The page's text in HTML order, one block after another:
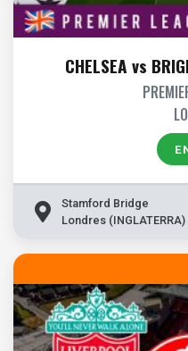
CHELSEA vs
Stamford Bridge
Londres (INGLATERRA)